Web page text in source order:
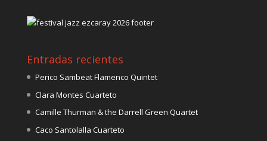
Entradas recientes
Perico Sambeat Flamenco Quintet
Clara Montes Cuarteto
Camille Thurman & the Darrell Green Quartet
Caco Santolalla Cuarteto